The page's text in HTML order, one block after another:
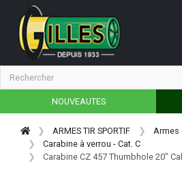
NOUVEAUTES
ARMES TIR SPORTIF
Armes
Carabine à verrou - Cat. C
Carabine CZ 457 Thumbhole 20"